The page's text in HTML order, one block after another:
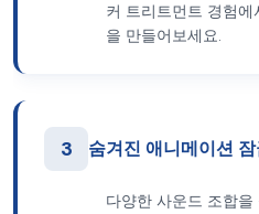
커 트리트먼트 경험
을 만들어보세요.
3 숨겨진 애니메이션
다양한 사운드 조합